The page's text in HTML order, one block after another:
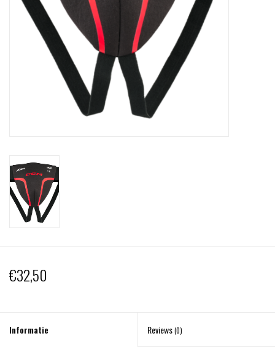
€32,50
Informatie Reviews(0)